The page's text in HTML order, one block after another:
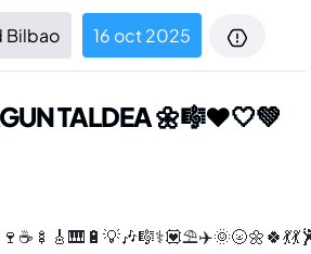
Bilbao 16 oct 2025
TALDEA 🌼🎼❤️🤍💚